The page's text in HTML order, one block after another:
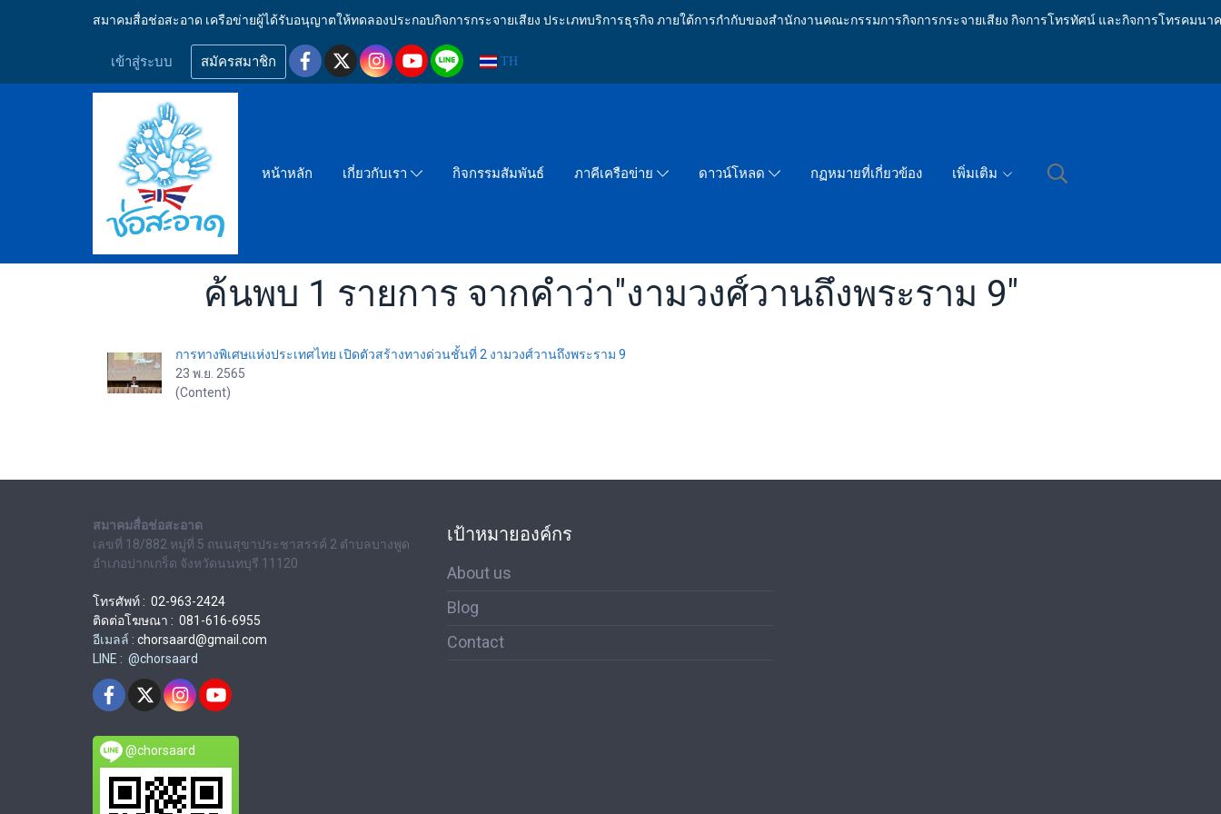
สมาคมสื่อช่อสะอาด เครือข่ายผู้ได้รับอนุญาตให้ทดลองประกอบกิจการกระจายเสียง ประเภทบริการธุรกิจ ภายใต้การกำกับของสำนักงานคณะกรรมการกิจการกระจายเสียง กิจการโทรทัศน์ และกิจการโทรคมนา
เข้าสู่ระบบ สมัครสมาชิก TH
หน้าหลัก เกี่ยวกับเรา กิจกรรมสัมพันธ์ ภาคีเครือข่าย ดาวน์โหลด กฏหมายที่เกี่ยวข้อง เพิ่มเติม
ค้นพบ 1 รายการ จากคำว่า"งามวงศ์วานถึงพระราม 9"
การทางพิเศษแห่งประเทศไทย เปิดตัวสร้างทางด่วนชั้นที่ 2 งามวงศ์วานถึงพระราม 9
23 พ.ย. 2565
(Content)
สมาคมสื่อช่อสะอาด
เลขที่ 18/882 หมู่ที่ 5 ถนนสุขาประชาสรรค์ 2 ตำบลบางพูด
อำเภอปากเกร็ด จังหวัดนนทบุรี 11120
โทรศัพท์ : 02-963-2424
ติดต่อโฆษณา : 081-616-6955
อีเมลล์ : chorsaard@gmail.com
LINE : @chorsaard
@chorsaard
เป้าหมายองค์กร
About us
Blog
Contact